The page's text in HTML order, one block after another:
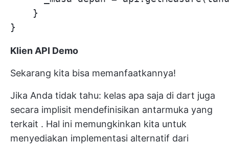
    }
Klien API Demo
Sekarang kita bisa memanfaatkannya!
Jika Anda tidak tahu: kelas apa saja di dart juga
secara implisit mendefinisikan antarmuka yang
terkait . Hal ini memungkinkan kita untuk
menyediakan implementasi alternatif dari